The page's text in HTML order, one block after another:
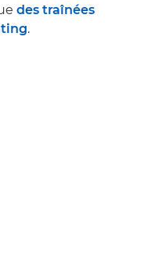
des traînées
.